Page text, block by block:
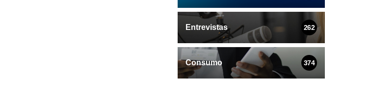
Entrevistas 262
Consumo 374